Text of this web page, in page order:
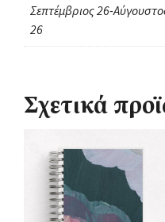
Σεπτέμβριος 26-
26
Σχετικά